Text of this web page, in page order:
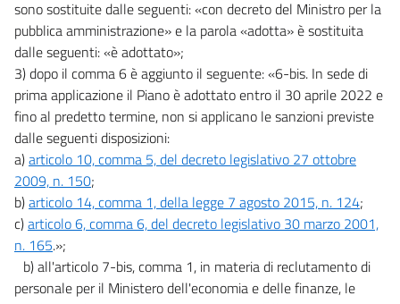
sono sostituite dalle seguenti: «con decreto del Ministro per la
pubblica amministrazione» e la parola «adotta» è sostituita
dalle seguenti: «è adottato»;
3) dopo il comma 6 è aggiunto il seguente: «6-bis. In sede di
prima applicazione il Piano è adottato entro il 30 aprile 2022 e
fino al predetto termine, non si applicano le sanzioni previste
dalle seguenti disposizioni:
a)articolo 10, comma 5, del decreto legislativo 27 ottobre
2009, n. 150;
b)articolo 14, comma 1, della legge 7 agosto 2015, n. 124;
c)articolo 6, comma 6, del decreto legislativo 30 marzo 2001,
n. 165.»;
b) all'articolo 7-bis, comma 1, in materia di reclutamento di
personale per il Ministero dell'economia e delle finanze, le